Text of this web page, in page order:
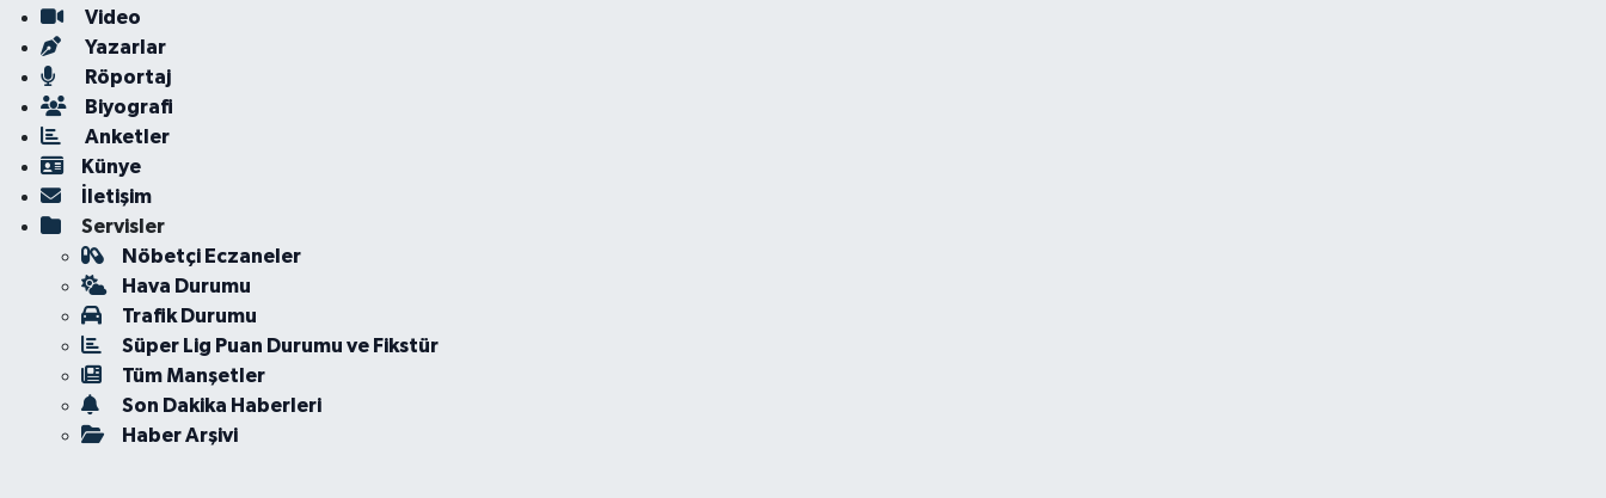
Video
Yazarlar
Röportaj
Biyografi
Anketler
Künye
İletişim
Servisler
Nöbetçi Eczaneler
Hava Durumu
Trafik Durumu
Süper Lig Puan Durumu ve Fikstür
Tüm Manşetler
Son Dakika Haberleri
Haber Arşivi